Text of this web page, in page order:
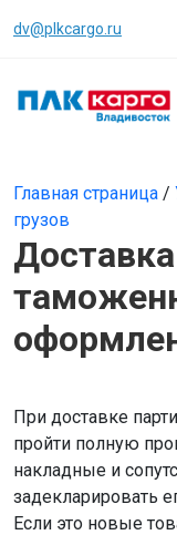
dv@plkcargo.ru
Главная страница /
грузов
При доставке
пройти полную
накладные и
задекларировать
Если это новые